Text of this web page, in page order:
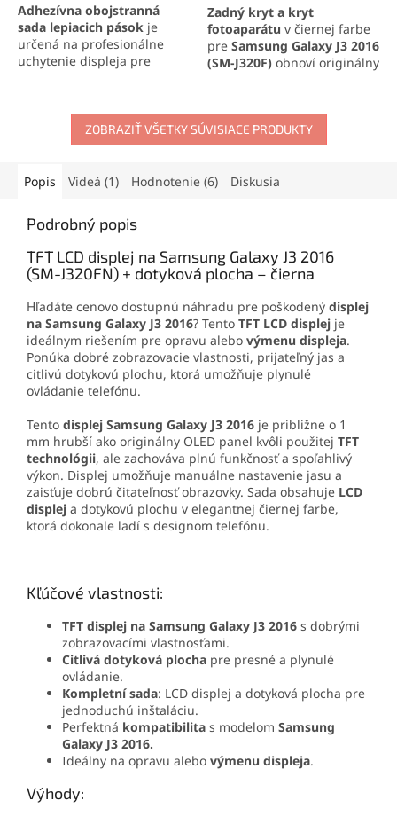
Adhezívna obojstranná
sada lepiacich pások je
určená na profesionálne
uchytenie displeja pre
spojenie, ochranu proti
prachu a jednoduchú
aplikáciu vďaka presnému
náhradný diel, ktorý predĺži
životnosť vášho smartfónu.
hviezdičiek.
Zadný kryt a kryt
fotoaparátu v čiernej farbe
pre Samsung Galaxy J3 2016
(SM-J320F) obnoví originálny
šošovku fotoaparátu pred
poškodením a prachom.
Kvalitný náhradný diel
montáž a perfektnú
ZOBRAZIŤ VŠETKY SÚVISIACE PRODUKTY
Popis Videá (1) Hodnotenie (6) Diskusia
Podrobný popis
TFT LCD displej na Samsung Galaxy J3 2016
(SM-J320FN) + dotyková plocha – čierna
Hľadáte cenovo dostupnú náhradu pre poškodený displej
na Samsung Galaxy J3 2016? Tento TFT LCD displej je
ideálnym riešením pre opravu alebo výmenu displeja.
Ponúka dobré zobrazovacie vlastnosti, prijateľný jas a
citlivú dotykovú plochu, ktorá umožňuje plynulé
ovládanie telefónu.
Tento displej Samsung Galaxy J3 2016 je približne o 1
mm hrubší ako originálny OLED panel kvôli použitej TFT
technológii, ale zachováva plnú funkčnosť a spoľahlivý
výkon. Displej umožňuje manuálne nastavenie jasu a
zaisťuje dobrú čitateľnosť obrazovky. Sada obsahuje LCD
displej a dotykovú plochu v elegantnej čiernej farbe,
ktorá dokonale ladí s designom telefónu.
Kľúčové vlastnosti:
TFT displej na Samsung Galaxy J3 2016 s dobrými
zobrazovacími vlastnosťami.
Citlivá dotyková plocha pre presné a plynulé
ovládanie.
Kompletní sada: LCD displej a dotyková plocha pre
jednoduchú inštaláciu.
Perfektná kompatibilita s modelom Samsung
Galaxy J3 2016.
Ideálny na opravu alebo výmenu displeja.
Výhody: